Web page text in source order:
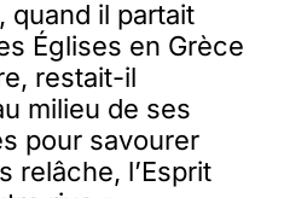
quand il partait
Églises en Grèce
restait-il
milieu de ses
pour savourer
relâche, l’Esprit